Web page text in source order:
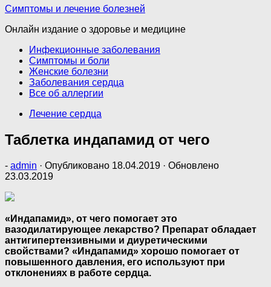
Симптомы и лечение болезней
Онлайн издание о здоровье и медицине
Инфекционные заболевания
Симптомы и боли
Женские болезни
Заболевания сердца
Все об аллергии
Лечение сердца
Таблетка индапамид от чего
- admin · Опубликовано 18.04.2019 · Обновлено
23.03.2019
«Индапамид», от чего помогает это
вазодилатирующее лекарство? Препарат обладает
антигипертензивными и диуретическими
свойствами? «Индапамид» хорошо помогает от
повышенного давления, его используют при
отклонениях в работе сердца.